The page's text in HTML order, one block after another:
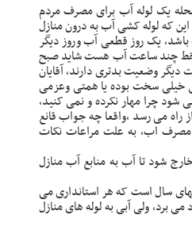
یک لوله آب برای مصرف مردم
که لوله کشی آب به درون منازل
باشد، یک روز قطعی آب وروز دیگر
واقع فقط چند ساعت آب هست شاید صبح
وضعیت بدتری دارند، آقایان
خیلی سخت بوده یا همتی وعزمی
شود چرا مهار نکرده و نمی کنید،
می رسد ،واقعا چه جواب قانع
و مصرف اب، به علت مراعات نکات
شود تا آب به منابع آب منازل
سال است که هر استانداری می
برد، ولی آبی به لوله های منازل